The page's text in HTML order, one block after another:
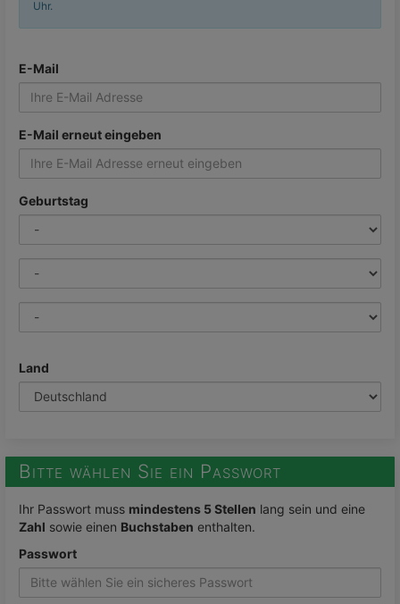
Uhr.
E-Mail
E-Mail erneut eingeben
Geburtstag
Land
Bitte wählen Sie ein Passwort
Ihr Passwort muss mindestens 5 Stellen lang sein und eine
Zahl sowie einen Buchstaben enthalten.
Passwort